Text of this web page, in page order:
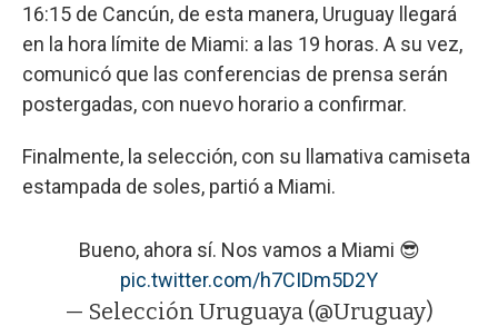
16:15 de Cancún, de esta manera, Uruguay llegará
en la hora límite de Miami: a las 19 horas. A su vez,
comunicó que las conferencias de prensa serán
postergadas, con nuevo horario a confirmar.
Finalmente, la selección, con su llamativa camiseta
estampada de soles, partió a Miami.
Bueno, ahora sí. Nos vamos a Miami 😎
pic.twitter.com/h7CIDm5D2Y
— Selección Uruguaya (@Uruguay)